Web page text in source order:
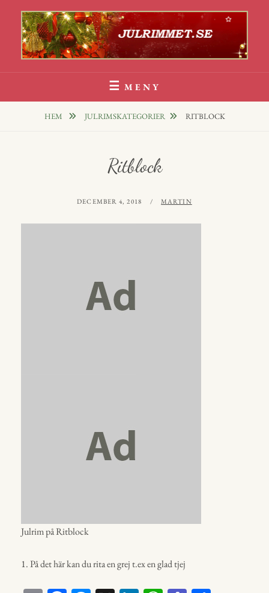
innehåll
Julrim Och Julklappsrim
MENY
HEM JULRIMSKATEGORIER RITBLOCK
Ritblock
PUBLICERAT
DECEMBER 4, 2018 AV
MARTIN
Julrim på Ritblock
1. På det här kan du rita en grej t.ex en glad tjej